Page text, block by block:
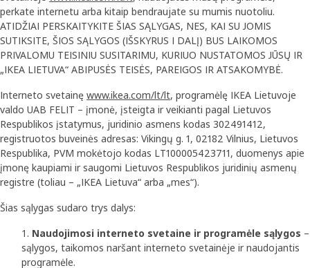
perkate internetu arba kitaip bendraujate su mumis nuotoliu.
ATIDŽIAI PERSKAITYKITE ŠIAS SĄLYGAS, NES, KAI SU JOMIS
SUTIKSITE, ŠIOS SĄLYGOS (IŠSKYRUS I DALĮ) BUS LAIKOMOS
PRIVALOMU TEISINIU SUSITARIMU, KURIUO NUSTATOMOS JŪSŲ IR
„IKEA LIETUVA“ ABIPUSĖS TEISĖS, PAREIGOS IR ATSAKOMYBĖ.
Interneto svetainę www.ikea.com/lt/lt, programėlę IKEA Lietuvoje
valdo UAB FELIT – įmonė, įsteigta ir veikianti pagal Lietuvos
Respublikos įstatymus, juridinio asmens kodas 302491412,
registruotos buveinės adresas: Vikingų g. 1, 02182 Vilnius, Lietuvos
Respublika, PVM mokėtojo kodas LT100005423711, duomenys apie
įmonę kaupiami ir saugomi Lietuvos Respublikos juridinių asmenų
registre (toliau – „IKEA Lietuva“ arba „mes“).
Šias sąlygas sudaro trys dalys:
Naudojimosi interneto svetaine ir programėle sąlygos –
sąlygos, taikomos naršant interneto svetainėje ir naudojantis
programėle.